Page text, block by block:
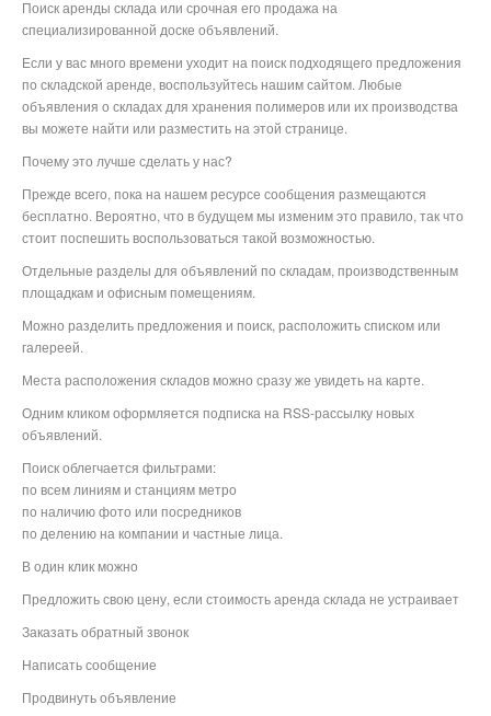
Поиск аренды склада или срочная его продажа на
специализированной доске объявлений.
Если у вас много времени уходит на поиск подходящего предложения
по складской аренде, воспользуйтесь нашим сайтом. Любые
объявления о складах для хранения полимеров или их производства
вы можете найти или разместить на этой странице.
Почему это лучше сделать у нас?
Прежде всего, пока на нашем ресурсе сообщения размещаются
бесплатно. Вероятно, что в будущем мы изменим это правило, так что
стоит поспешить воспользоваться такой возможностью.
Отдельные разделы для объявлений по складам, производственным
площадкам и офисным помещениям.
Можно разделить предложения и поиск, расположить списком или
галереей.
Места расположения складов можно сразу же увидеть на карте.
Одним кликом оформляется подписка на RSS-рассылку новых
объявлений.
Поиск облегчается фильтрами:
по всем линиям и станциям метро
по наличию фото или посредников
по делению на компании и частные лица.
В один клик можно
Предложить свою цену, если стоимость аренда склада не устраивает
Заказать обратный звонок
Написать сообщение
Продвинуть объявление